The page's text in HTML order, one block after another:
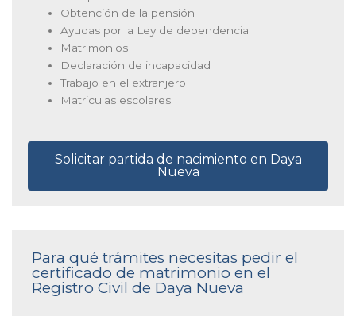
Obtención de la pensión
Ayudas por la Ley de dependencia
Matrimonios
Declaración de incapacidad
Trabajo en el extranjero
Matriculas escolares
Solicitar partida de nacimiento en Daya
Nueva
Para qué trámites necesitas pedir el
certificado de matrimonio en el
Registro Civil de Daya Nueva